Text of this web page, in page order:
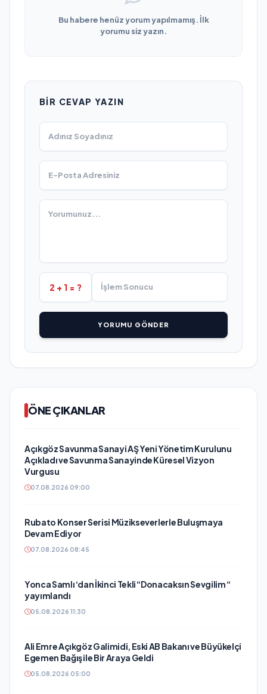
Bu habere henüz yorum yapılmamış. İlk
yorumu siz yazın.
BIR CEVAP YAZIN
2 + 1 = ?
YORUMU GÖNDER
ÖNE ÇIKANLAR
Açıkgöz Savunma Sanayi AŞ Yeni Yönetim Kurulunu
Açıkladı ve Savunma Sanayinde Küresel Vizyon
Vurgusu
07.08.2026 09:00
Rubato Konser Serisi Müzikseverlerle Buluşmaya
Devam Ediyor
07.08.2026 08:45
Yonca Samlı ‘dan İkinci Tekli “Donacaksın Sevgilim “
yayımlandı
05.08.2026 11:30
Ali Emre Açıkgöz Galimidi, Eski AB Bakanı ve Büyükelçi
Egemen Bağış ile Bir Araya Geldi
05.08.2026 05:00